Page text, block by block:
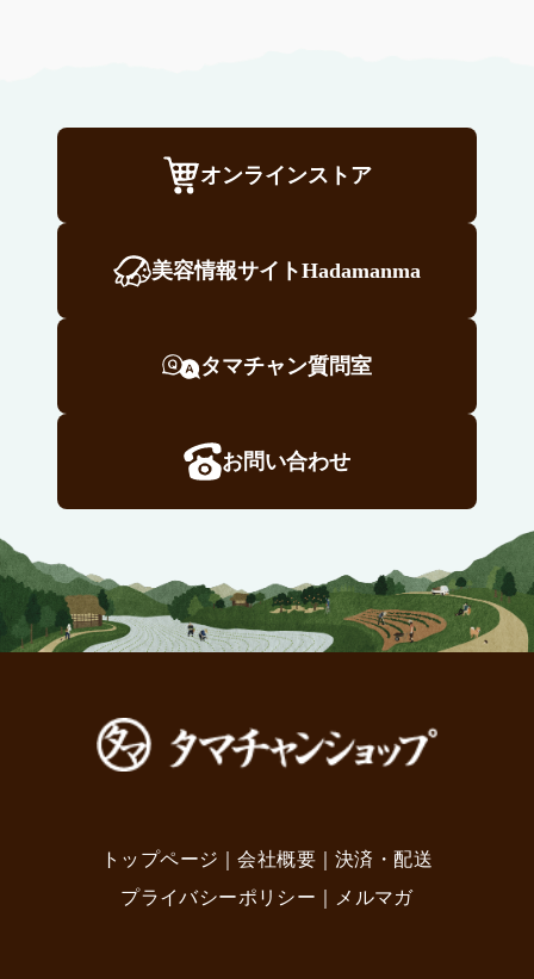
オンラインストア
美容情報サイトHadamanma
タマチャン質問室
お問い合わせ
トップページ ｜会社概要
決済・配送
プライバシーポリシー
メルマガ